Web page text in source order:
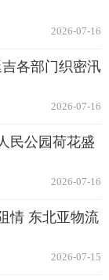
2026-07-16
各部门织密汛
2026-07-16
民公园荷花盛
2026-07-16
情 东北亚物流
2026-07-15